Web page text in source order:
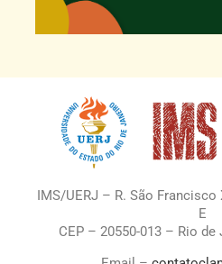
IMS/UERJ – R. São Francisco
E
CEP – 20550-013 – Rio